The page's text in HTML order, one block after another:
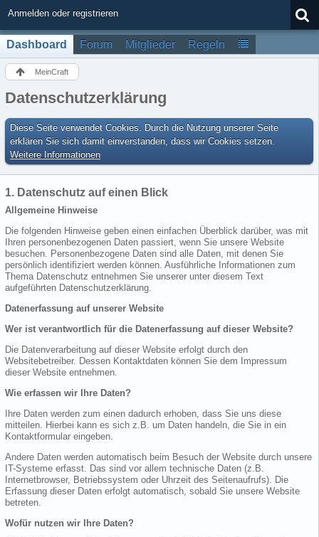
Anmelden oder registrieren
Dashboard Forum Mitglieder Regeln
MeinCraft
Datenschutzerklärung
Diese Seite verwendet Cookies. Durch die Nutzung unserer Seite
erklären Sie sich damit einverstanden, dass wir Cookies setzen.
Weitere Informationen
1. Datenschutz auf einen Blick
Allgemeine Hinweise
Die folgenden Hinweise geben einen einfachen Überblick darüber, was mit
Ihren personenbezogenen Daten passiert, wenn Sie unsere Website
besuchen. Personenbezogene Daten sind alle Daten, mit denen Sie
persönlich identifiziert werden können. Ausführliche Informationen zum
Thema Datenschutz entnehmen Sie unserer unter diesem Text
aufgeführten Datenschutzerklärung.
Datenerfassung auf unserer Website
Wer ist verantwortlich für die Datenerfassung auf dieser Website?
Die Datenverarbeitung auf dieser Website erfolgt durch den
Websitebetreiber. Dessen Kontaktdaten können Sie dem Impressum
dieser Website entnehmen.
Wie erfassen wir Ihre Daten?
Ihre Daten werden zum einen dadurch erhoben, dass Sie uns diese
mitteilen. Hierbei kann es sich z.B. um Daten handeln, die Sie in ein
Kontaktformular eingeben.
Andere Daten werden automatisch beim Besuch der Website durch unsere
IT-Systeme erfasst. Das sind vor allem technische Daten (z.B.
Internetbrowser, Betriebssystem oder Uhrzeit des Seitenaufrufs). Die
Erfassung dieser Daten erfolgt automatisch, sobald Sie unsere Website
betreten.
Wofür nutzen wir Ihre Daten?